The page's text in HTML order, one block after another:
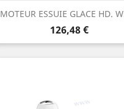
MOTEUR ESSUIE GLACE HD.
Prix
126,48 €